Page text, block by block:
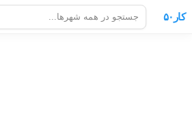
کار۵۰